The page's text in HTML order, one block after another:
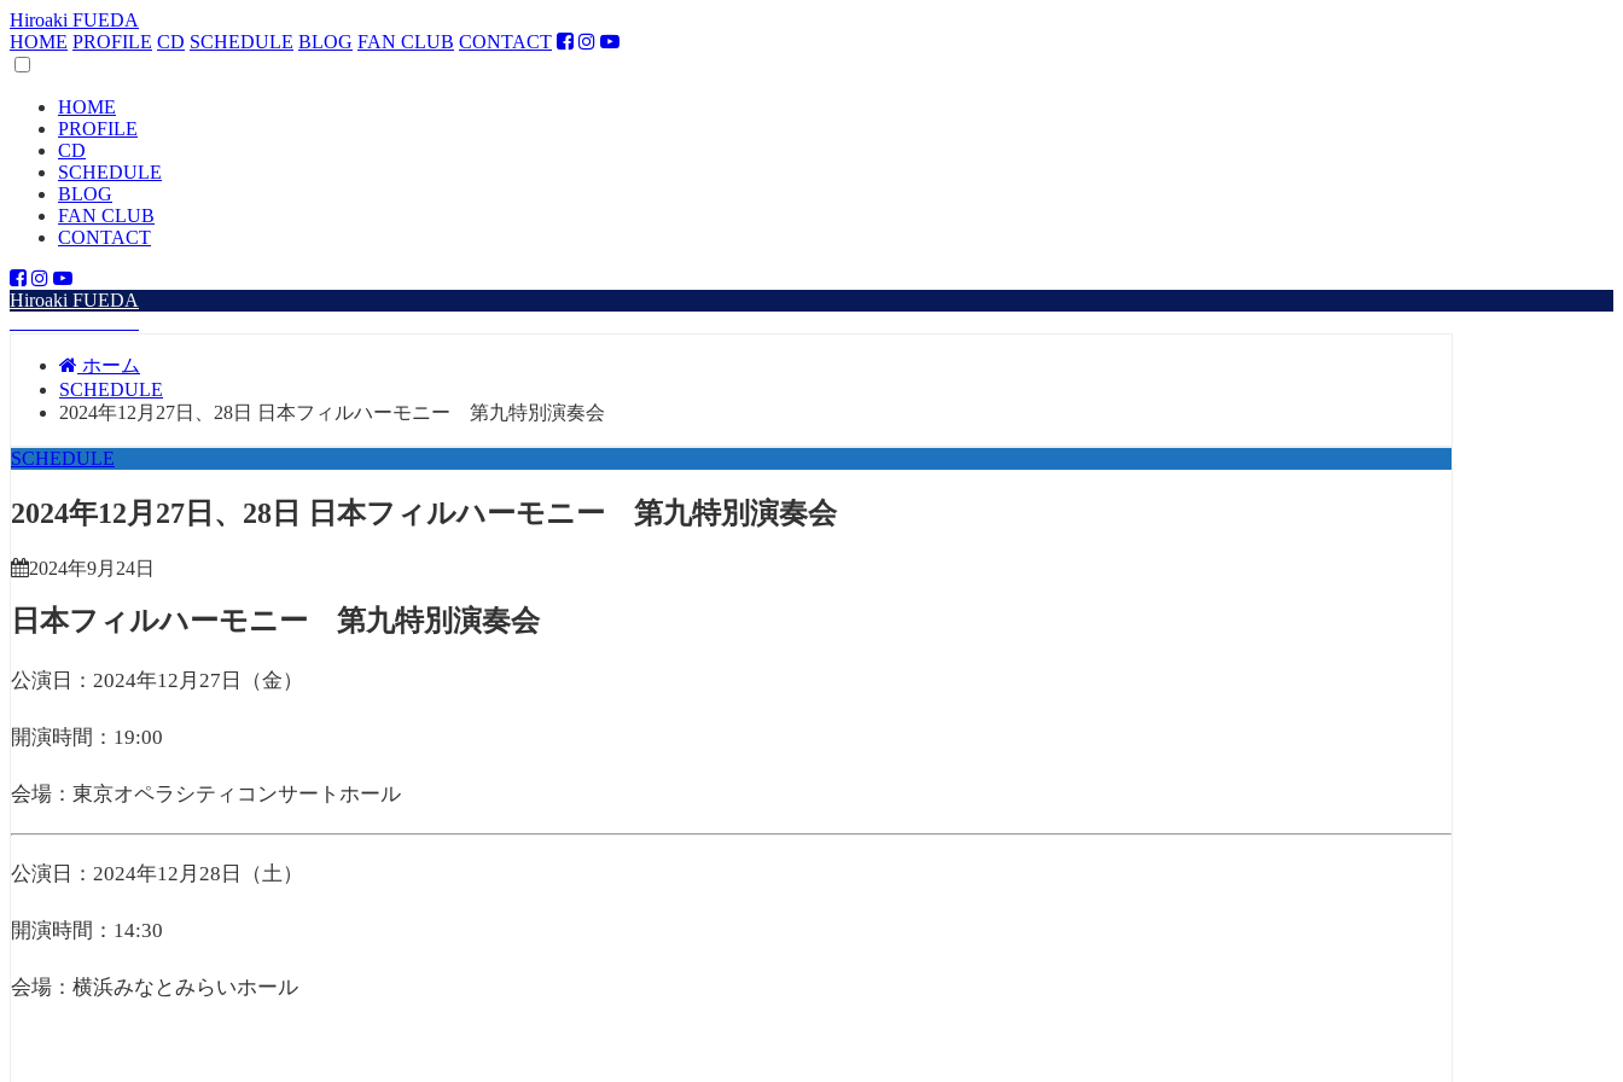
Hiroaki FUEDA
HOME PROFILE CD SCHEDULE BLOG FAN CLUB CONTACT
HOME
PROFILE
CD
SCHEDULE
BLOG
FAN CLUB
CONTACT
Hiroaki FUEDA
ホーム
SCHEDULE
2024年12月27日、28日 日本フィルハーモニー 第九特別演奏会
SCHEDULE
2024年12月27日、28日 日本フィルハーモニー 第九特別演奏会
2024年9月24日
日本フィルハーモニー 第九特別演奏会
公演日：2024年12月27日（金）
開演時間：19:00
会場：東京オペラシティコンサートホール
公演日：2024年12月28日（土）
開演時間：14:30
会場：横浜みなとみらいホール